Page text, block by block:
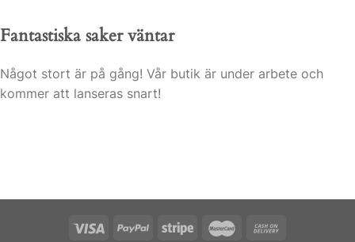
Fantastiska saker väntar
Något stort är på gång! Vår butik är under arbete och
kommer att lanseras snart!